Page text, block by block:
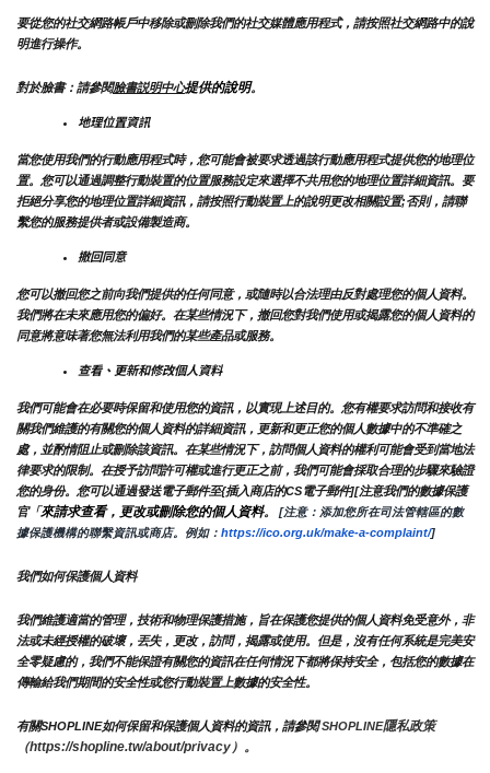
要從您的社交網路帳戶中移除或刪除我們的社交媒體應用程式，請按照社交網路中的說
明進行操作。
對於臉書：請參閱臉書説明中心提供的說明。
地理位置資訊
當您使用我們的行動應用程式時，您可能會被要求透過該行動應用程式提供您的地理位
置。您可以通過調整行動裝置的位置服務設定來選擇不共用您的地理位置詳細資訊。要
拒絕分享您的地理位置詳細資訊，請按照行動裝置上的說明更改相關設置;否則，請聯
繫您的服務提供者或設備製造商。
撤回同意
您可以撤回您之前向我們提供的任何同意，或隨時以合法理由反對處理您的個人資料。
我們將在未來應用您的偏好。在某些情況下，撤回您對我們使用或揭露您的個人資料的
同意將意味著您無法利用我們的某些產品或服務。
查看、更新和修改個人資料
我們可能會在必要時保留和使用您的資訊，以實現上述目的。您有權要求訪問和接收有
關我們維護的有關您的個人資料的詳細資訊，更新和更正您的個人數據中的不準確之
處，並酌情阻止或刪除該資訊。在某些情況下，訪問個人資料的權利可能會受到當地法
律要求的限制。在授予訪問許可權或進行更正之前，我們可能會採取合理的步驟來驗證
您的身份。您可以通過發送電子郵件至{插入商店的CS電子郵件][注意我們的數據保護
官「來請求查看，更改或刪除您的個人資料。
[注意：添加您所在司法管轄區的數
據保護機構的聯繫資訊或商店。例如： https://ico.org.uk/make-a-complaint/]
我們如何保護個人資料
我們維護適當的管理，技術和物理保護措施，旨在保護您提供的個人資料免受意外，非
法或未經授權的破壞，丟失，更改，訪問，揭露或使用。但是，沒有任何系統是完美安
全零疑慮的，我們不能保證有關您的資訊在任何情況下都將保持安全，包括您的數據在
傳輸給我們期間的安全性或您行動裝置上數據的安全性。
有關SHOPLINE如何保留和保護個人資料的資訊，請參閱 SHOPLINE隱私政策
（https://shopline.tw/about/privacy）。